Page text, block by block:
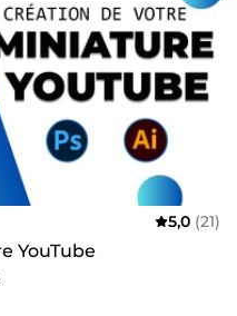
5,0 (21)
YouTube